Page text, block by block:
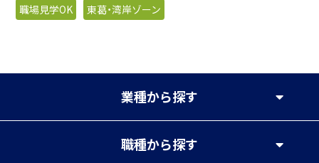
職場見学OK
東葛・湾岸ゾーン
業種から探す
職種から探す